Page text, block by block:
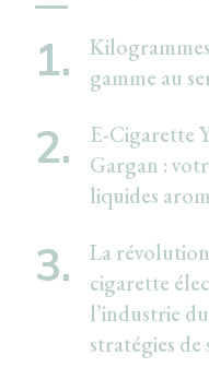
gamme au
E-Cigarette
Gargan :
liquides
La
cigarette
l’industrie
stratégies